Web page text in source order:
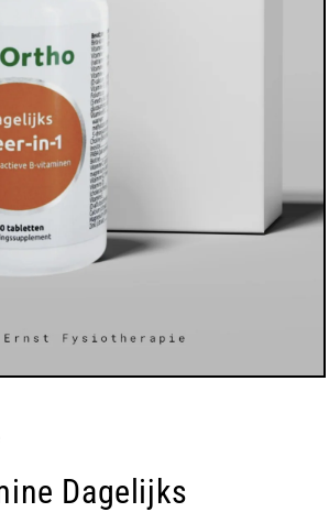
Dagelijks